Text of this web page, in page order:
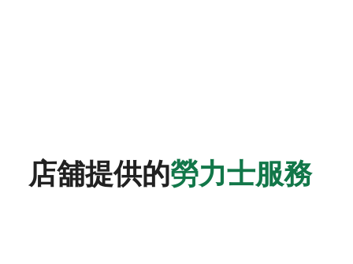
店舖提供的勞力士服務